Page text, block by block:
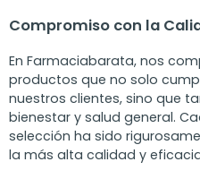
Compromiso con la
En Farmaciabarata, nos
productos que no solo
nuestros clientes, sino que
bienestar y salud general.
selección ha sido
la más alta calidad y